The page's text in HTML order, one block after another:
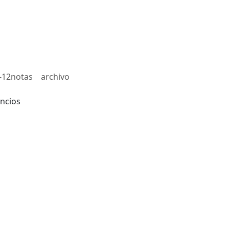
12notas archivo